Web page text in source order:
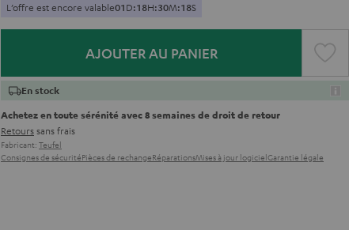
L’offre est encore valable01D:18H:30M:16S
AJOUTER AU PANIER
En stock
Achetez en toute sérénité avec 8 semaines de droit de retour
Retourssans frais
Fabricant: Teufel
Consignes de sécuritéPièces de rechangeRéparationsMises à jour logicielGarantie légale